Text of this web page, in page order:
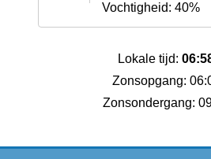
Vochtigheid: 40%
Lokale tijd:
Zonsopgang:
Zonsondergang: